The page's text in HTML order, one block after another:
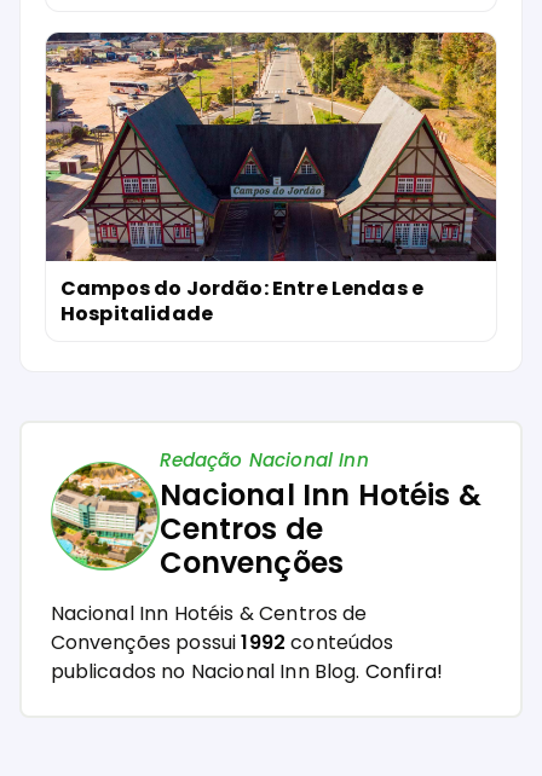
Campos do Jordão: Entre Lendas e
Hospitalidade
Redação Nacional Inn
Nacional Inn Hotéis &
Centros de
Convenções
Nacional Inn Hotéis & Centros de
Convenções possui1992 conteúdos
publicados no Nacional Inn Blog. Confira!